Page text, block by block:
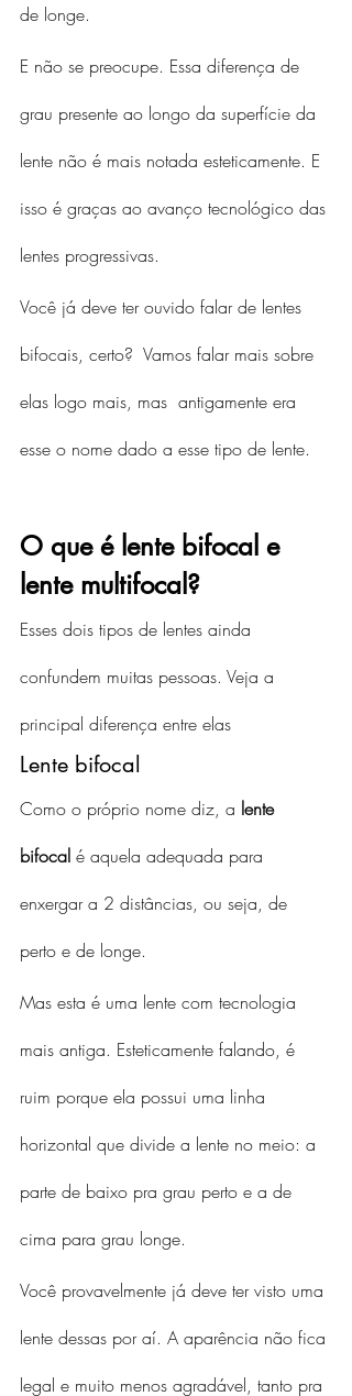
de longe.
E não se preocupe. Essa diferença de
grau presente ao longo da superfície da
lente não é mais notada esteticamente. E
isso é graças ao avanço tecnológico das
lentes progressivas.
Você já deve ter ouvido falar de lentes
bifocais, certo?  Vamos falar mais sobre
elas logo mais, mas  antigamente era
esse o nome dado a esse tipo de lente.
O que é lente bifocal e
lente multifocal?
Esses dois tipos de lentes ainda
confundem muitas pessoas. Veja a
principal diferença entre elas
Lente bifocal
Como o próprio nome diz, a lente
bifocal é aquela adequada para
enxergar a 2 distâncias, ou seja, de
perto e de longe.
Mas esta é uma lente com tecnologia
mais antiga. Esteticamente falando, é
ruim porque ela possui uma linha
horizontal que divide a lente no meio: a
parte de baixo pra grau perto e a de
cima para grau longe.
Você provavelmente já deve ter visto uma
lente dessas por aí. A aparência não fica
legal e muito menos agradável, tanto pra